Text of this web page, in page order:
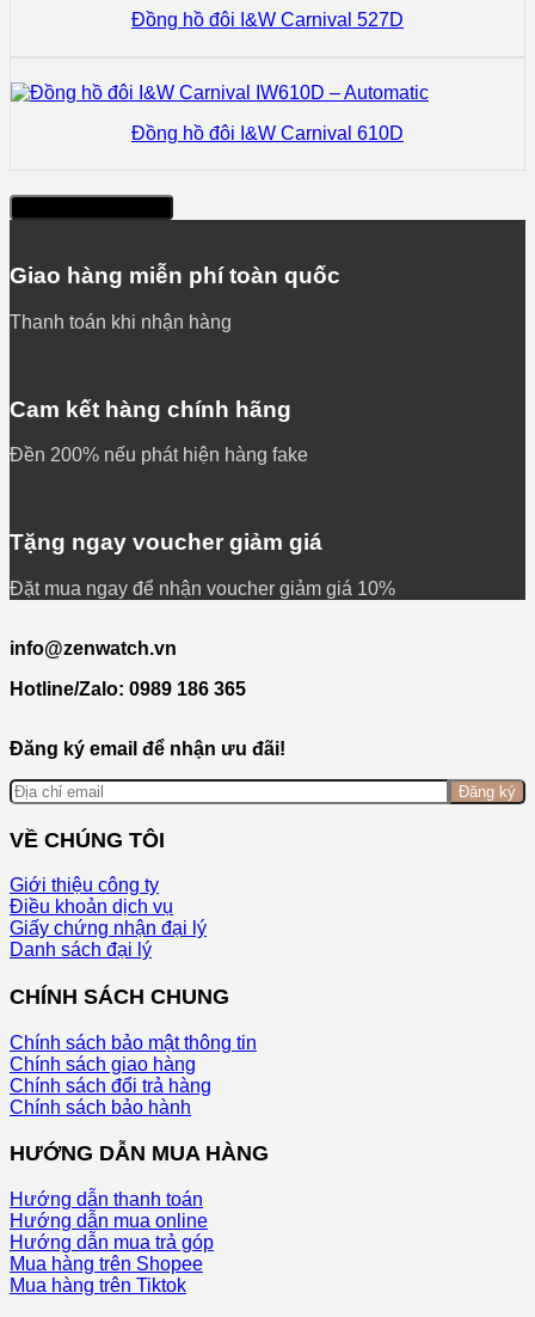
Đồng hồ đôi I&W Carnival 527D
Đồng hồ đôi I&W Carnival 610D
Giao hàng miễn phí toàn quốc
Thanh toán khi nhận hàng
Cam kết hàng chính hãng
Đền 200% nếu phát hiện hàng fake
Tặng ngay voucher giảm giá
Đặt mua ngay để nhận voucher giảm giá 10%
info@zenwatch.vn
Hotline/Zalo: 0989 186 365
Đăng ký email để nhận ưu đãi!
Đăng ký
VỀ CHÚNG TÔI
Giới thiệu công ty
Điều khoản dịch vụ
Giấy chứng nhận đại lý
Danh sách đại lý
CHÍNH SÁCH CHUNG
Chính sách bảo mật thông tin
Chính sách giao hàng
Chính sách đổi trả hàng
Chính sách bảo hành
HƯỚNG DẪN MUA HÀNG
Hướng dẫn thanh toán
Hướng dẫn mua online
Hướng dẫn mua trả góp
Mua hàng trên Shopee
Mua hàng trên Tiktok